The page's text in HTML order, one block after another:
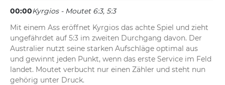
00:00Kyrgios - Moutet 6:3, 5:3
Mit einem Ass eröffnet Kyrgios das achte Spiel und zieht
ungefährdet auf 5:3 im zweiten Durchgang davon. Der
Australier nutzt seine starken Aufschläge optimal aus
und gewinnt jeden Punkt, wenn das erste Service im Feld
landet. Moutet verbucht nur einen Zähler und steht nun
gehörig unter Druck.